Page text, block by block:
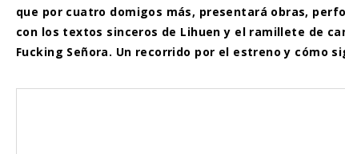
que por cuatro domigos más, presentará obras,
con los textos sinceros de Lihuen y el ramillete de
Fucking Señora. Un recorrido por el estreno y cómo